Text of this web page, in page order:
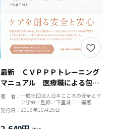
最新 ＣＶＰＰＰトレーニング
マニュアル 医療職による包括
的暴力防止プログラムの理論と
著 者： 一般社団法人日本こころの安全とケ
ア学会＝監修／下里誠二＝編著
発行日： 2019年10月25日